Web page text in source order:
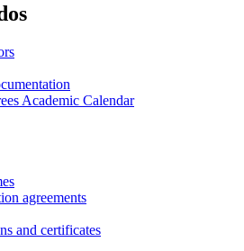
Academic Calendar
agreements
and certificates